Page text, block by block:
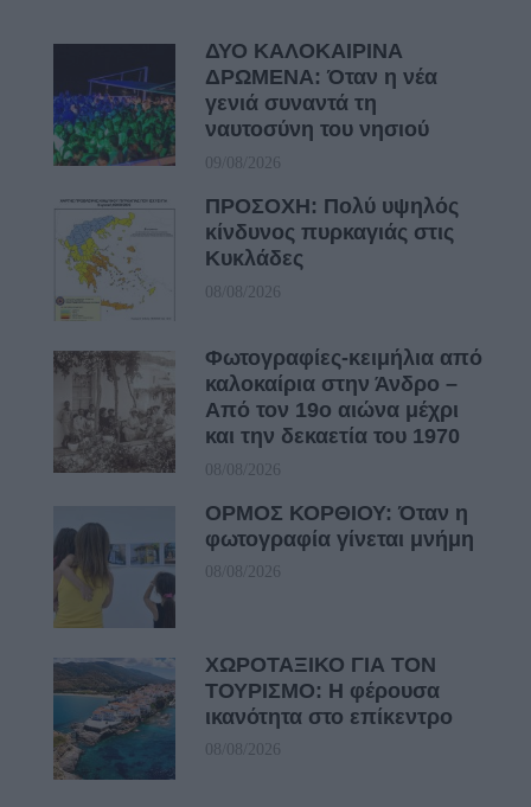
ΔΥΟ ΚΑΛΟΚΑΙΡΙΝΑ
ΔΡΩΜΕΝΑ: Όταν η νέα
γενιά συναντά τη
ναυτοσύνη του νησιού
09/08/2026
ΠΡΟΣΟΧΗ: Πολύ υψηλός
κίνδυνος πυρκαγιάς στις
Κυκλάδες
08/08/2026
Φωτογραφίες-κειμήλια από
καλοκαίρια στην Άνδρο –
Από τον 19ο αιώνα μέχρι
και την δεκαετία του 1970
08/08/2026
ΟΡΜΟΣ ΚΟΡΘΙΟΥ: Όταν η
φωτογραφία γίνεται μνήμη
08/08/2026
ΧΩΡΟΤΑΞΙΚΟ ΓΙΑ ΤΟΝ
ΤΟΥΡΙΣΜΟ: Η φέρουσα
ικανότητα στο επίκεντρο
08/08/2026